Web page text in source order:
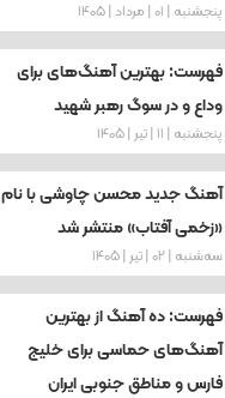
پنجشنبه | 01 | مرداد | 1405
فهرست: بهترین آهنگ‌های برای
وداع و در سوگ رهبر شهید
پنجشنبه | 11 | تیر | 1405
آهنگ جدید محسن چاوشی با نام
«زخمی آفتاب» منتشر شد
ﺳﻪشنبه | 02 | تیر | 1405
فهرست: ده آهنگ از بهترین
آهنگ‌های حماسی برای خلیج
فارس و مناطق جنوبی ایران